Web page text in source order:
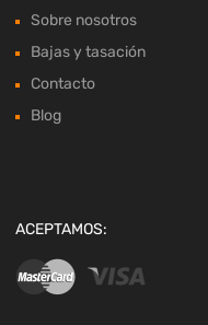
Sobre nosotros
Bajas y tasación
Contacto
Blog
ACEPTAMOS: